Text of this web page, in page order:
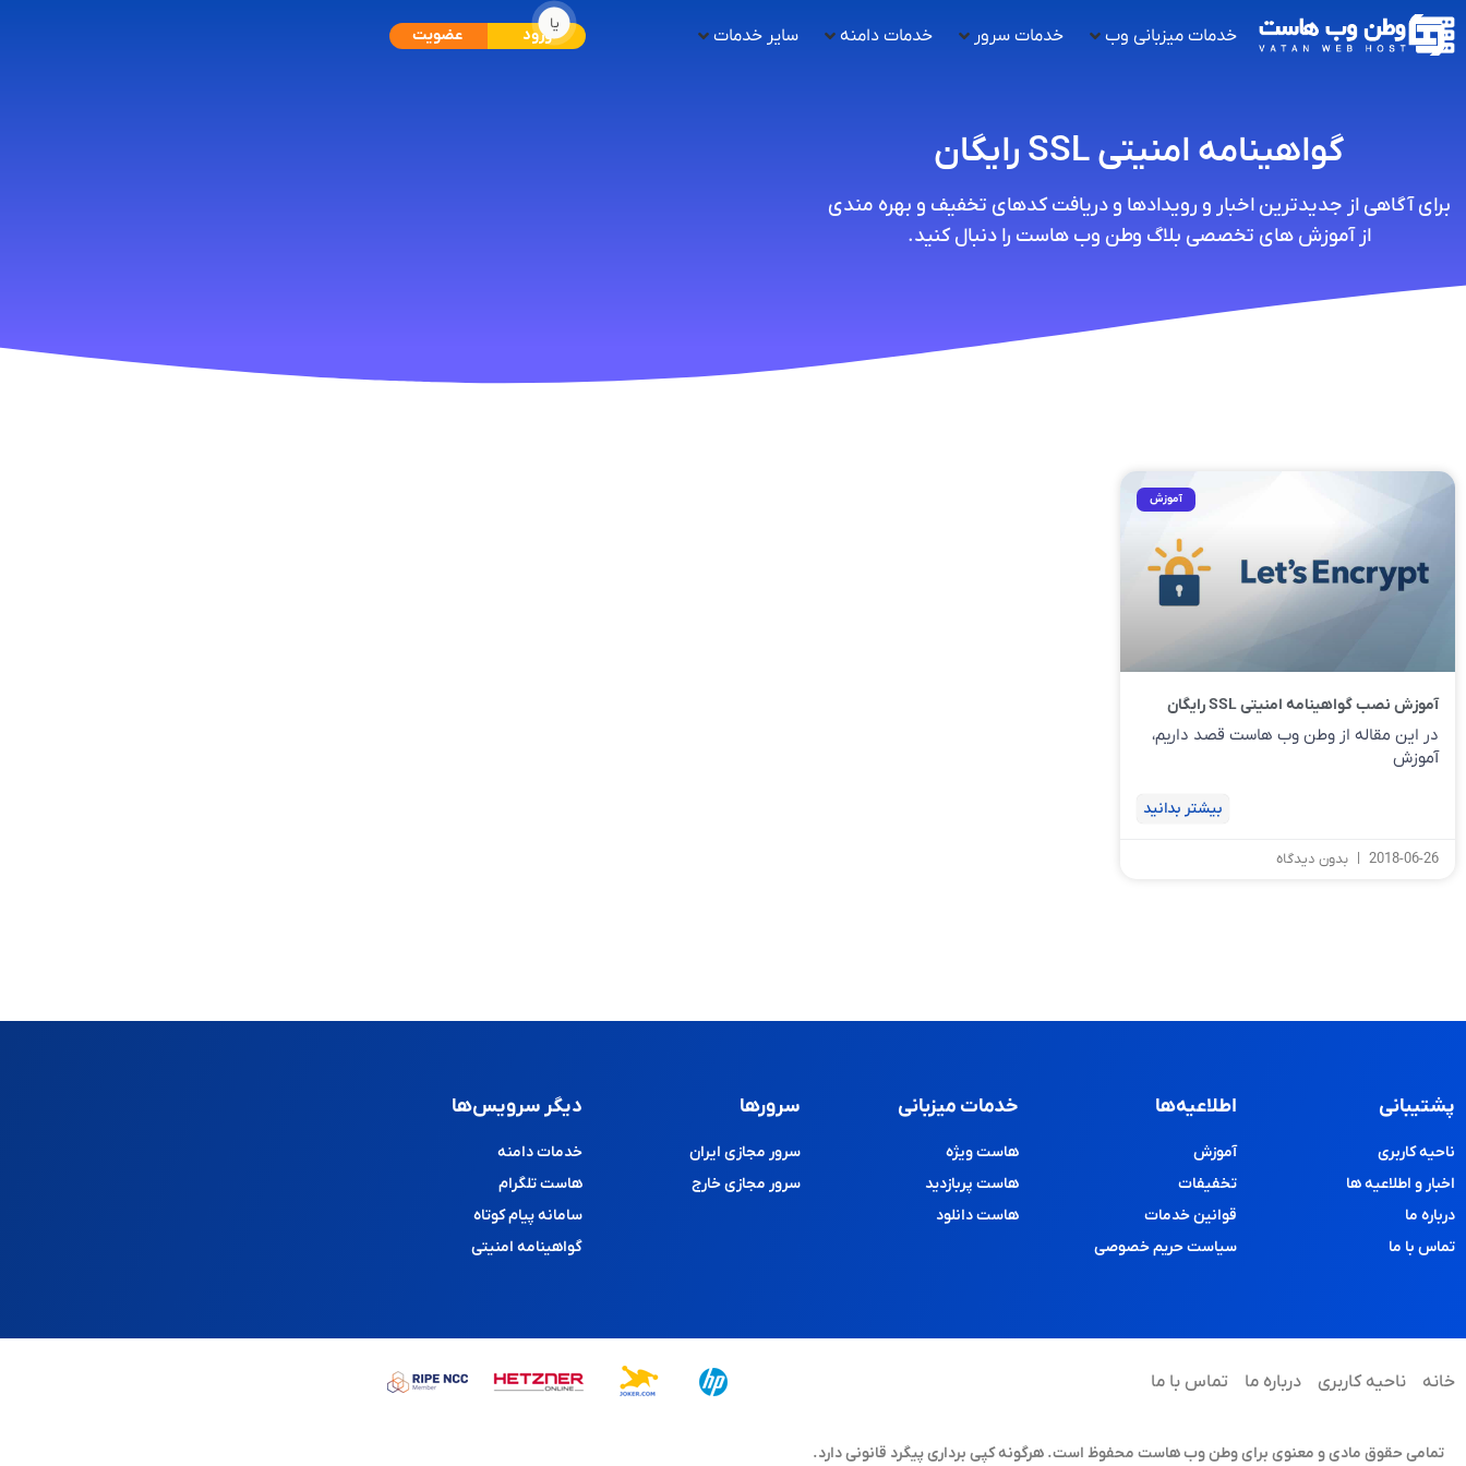
خدمات میزبانی وب خدمات سرور خدمات دامنه سایر خدمات ورود
یا
عضویت
گواهینامه امنیتی SSL رایگان
برای آگاهی از جدیدترین اخبار و رویدادها و دریافت کدهای تخفیف و بهره مندی
از آموزش های تخصصی بلاگ وطن وب هاست را دنبال کنید.
آموزش
آموزش نصب گواهینامه امنیتی SSL رایگان
در این مقاله از وطن وب هاست قصد داریم،
آموزش
بیشتر بدانید
2018-06-26 بدون دیدگاه
پشتیبانی
ناحیه کاربری
اخبار و اطلاعیه ها
درباره ما
تماس با ما
اطلاعیه‌ها
آموزش
تخفیفات
قوانین خدمات
سیاست حریم خصوصی
خدمات میزبانی
هاست ویژه
هاست پربازدید
هاست دانلود
سرورها
سرور مجازی ایران
سرور مجازی خارج
دیگر سرویس‌ها
خدمات دامنه
هاست تلگرام
سامانه پیام کوتاه
گواهینامه امنیتی
خانه ناحیه کاربری درباره ما تماس با ما
تمامی حقوق مادی و معنوی برای وطن وب هاست محفوظ است. هرگونه کپی برداری پیگرد قانونی دارد.